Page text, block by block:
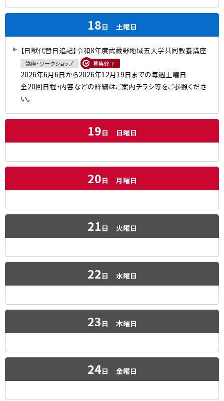
18日 土曜日
【日獣代替日追記】令和8年度武蔵野地域五大学共同教養講座
講座・ワークショップ 募集終了
2026年6月6日から2026年12月19日までの毎週土曜日
全20回日程・内容などの詳細はご案内チラシ等をご参照くださ
い。
19日 日曜日
20日 月曜日
21 日 火曜日
22 日 水曜日
23 日 木曜日
24日 金曜日